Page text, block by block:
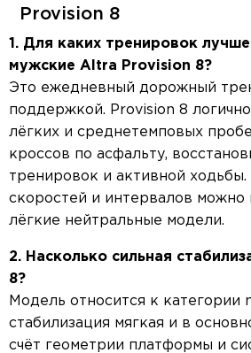
Provision 8
1. Для каких тренировок
мужские Altra Provision 8?
Это ежедневный дорожный
поддержкой. Provision 8
лёгких и среднетемповых
кроссов по асфальту,
тренировок и активной
скоростей и интервалов можно
лёгкие нейтральные модели.
2. Насколько сильная
8?
Модель относится к категории
стабилизация мягкая и в
счёт геометрии платформы и